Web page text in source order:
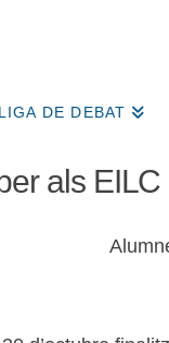
DE DEBAT
als EILC